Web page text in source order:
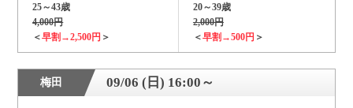
25～43歳
4,000円
＜早割→2,500円 ＞
20～39歳
2,000円
＜早割→500円 ＞
梅田 09/06 (日) 16:00～